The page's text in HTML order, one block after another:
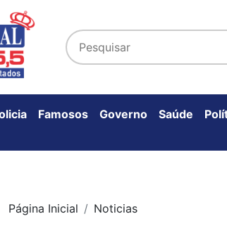
Famosos Governo Saúde
Página Inicial Noticias